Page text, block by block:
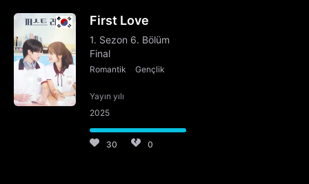
First Love
1. Sezon 6. Bölüm
Final
Romantik Gençlik
Yayın yılı
2025
30 0